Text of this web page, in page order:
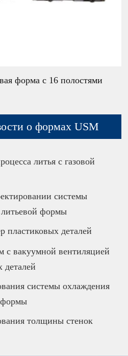
форма с 16 полостями
о формах USM
литья с газовой
системы
литьевой формы
пластиковых деталей
с вакуумной вентиляцией
деталей
системы охлаждения
формы
толщины стенок